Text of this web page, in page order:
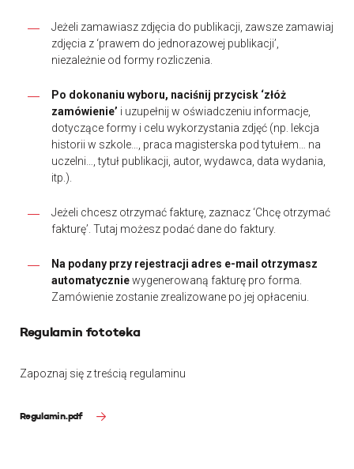
Jeżeli zamawiasz zdjęcia do publikacji, zawsze zamawiaj
zdjęcia z ‘prawem do jednorazowej publikacji’,
niezależnie od formy rozliczenia.
Po dokonaniu wyboru, naciśnij przycisk ‘złóż
zamówienie’ i uzupełnij w oświadczeniu informacje,
dotyczące formy i celu wykorzystania zdjęć (np. lekcja
historii w szkole…, praca magisterska pod tytułem… na
uczelni…, tytuł publikacji, autor, wydawca, data wydania,
itp.).
Jeżeli chcesz otrzymać fakturę, zaznacz ‘Chcę otrzymać
fakturę’. Tutaj możesz podać dane do faktury.
Na podany przy rejestracji adres e-mail otrzymasz
automatyczniewygenerowaną fakturę pro forma.
Zamówienie zostanie zrealizowane po jej opłaceniu.
Regulamin fototeka
Zapoznaj się z treścią regulaminu
Regulamin.pdf